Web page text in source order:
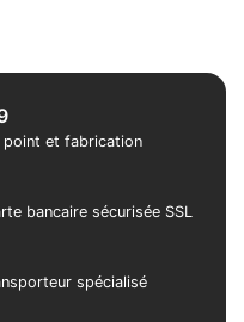
point et fabrication
bancaire sécurisée SSL
spécialisé